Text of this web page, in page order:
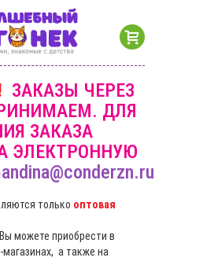
ЗАКАЗЫ ЧЕРЕЗ
ДЛЯ
ЗАКАЗА
ЭЛЕКТРОННУЮ
только оптовая
можете приобрести в
магазинах, а также на